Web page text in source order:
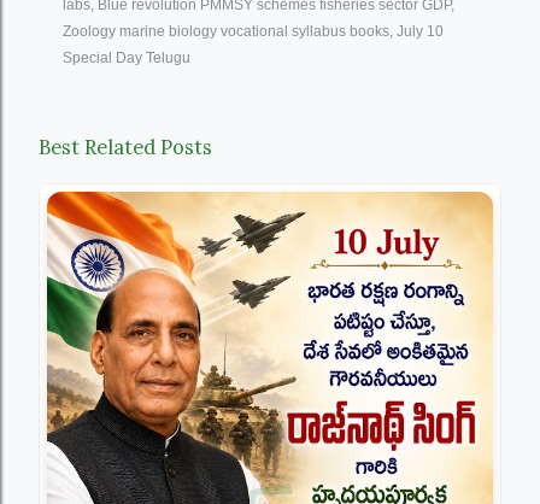
labs, Blue revolution PMMSY schemes fisheries sector GDP,
Zoology marine biology vocational syllabus books, July 10
Special Day Telugu
Best Related Posts